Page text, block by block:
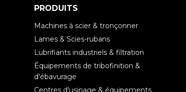
PRODUITS
Machines à scier & tronçonner
Lames & Scies-rubans
Lubrifiants industriels & filtration
Équipements de tribofinition &
d'ébavurage
Centres d'usinage & équipements